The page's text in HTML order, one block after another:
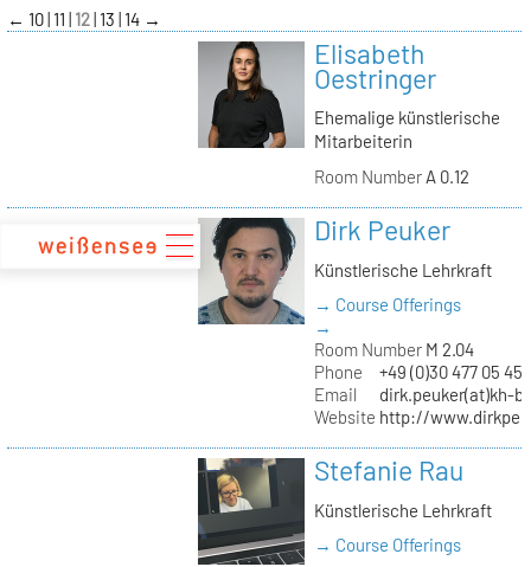
zum
Inhalt
← 10 11 12 13 14 →
Elisabeth
Oestringer
Ehemalige künstlerische
Mitarbeiterin
Room NumberA 0.12
Dirk Peuker
Künstlerische Lehrkraft
→ Course Offerings
→
Room NumberM 2.04
Phone
+49 (0)30 477 05
Email
dirk.peuker(at)kh-
Website http://
Stefanie Rau
Künstlerische Lehrkraft
→ Course Offerings